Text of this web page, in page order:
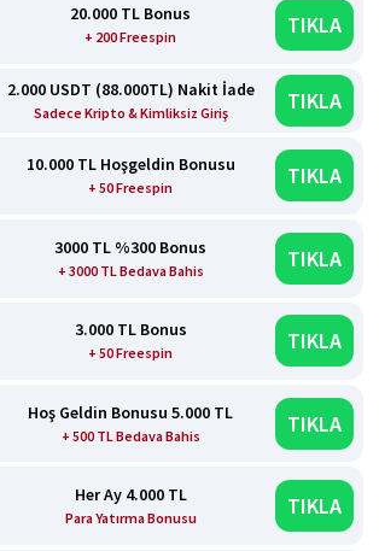
20.000 TL Bonus
+ 200 Freespin TIKLA
2.000 USDT (88.000TL) Nakit İade
Sadece Kripto & Kimliksiz Giriş TIKLA
10.000 TL Hoşgeldin Bonusu
+ 50 Freespin TIKLA
3000 TL %300 Bonus
+ 3000 TL Bedava Bahis TIKLA
3.000 TL Bonus
+ 50 Freespin TIKLA
Hoş Geldin Bonusu 5.000 TL
+ 500 TL Bedava Bahis TIKLA
Her Ay 4.000 TL
Para Yatırma Bonusu TIKLA